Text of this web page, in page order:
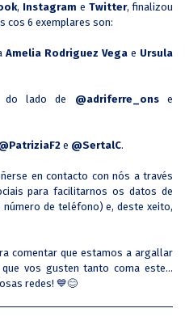
, Instagram eTwitter, finalizou
cos 6 exemplares son:
Amelia Rodriguez Vega e Ursula
do lado de @adriferre_onse
e @SertalC.
en contacto con nós a través
para facilitarnos os datos de
de teléfono) e, deste xeito,
comentar que estamos a argallar
vos gusten tanto coma este...
redes! 💙😊